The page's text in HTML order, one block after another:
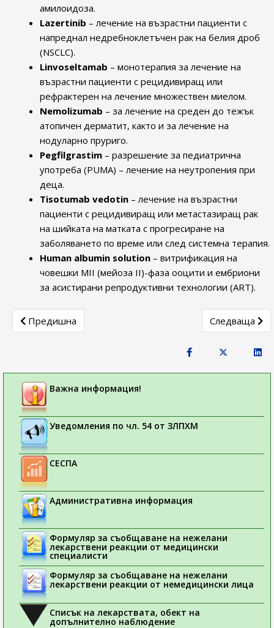
амилоидоза.
Lazertinib – лечение на възрастни пациенти с
напреднал недребноклетъчен рак на белия дроб
(NSCLC).
Linvoseltamab – монотерапия за лечение на
възрастни пациенти с рецидивиращ или
рефрактерен на лечение множествен миелом.
Nemolizumab – за лечение на среден до тежък
атопичен дерматит, както и за лечение на
нодуларно пруриго.
Pegfilgrastim – разрешение за педиатрична
употреба (PUMA) – лечение на неутропения при
деца.
Tisotumab vedotin – лечение на възрастни
пациенти с рецидивиращ или метастазиращ рак
на шийката на матката с прогресиране на
заболяването по време или след системна терапия.
Human albumin solution – витрификация на
човешки MII (мейоза II)-фаза ооцити и ембриони
за асистирани репродуктивни технологии (ART).
Previous article: Актуална информация за работата на
Предишна Next article:
Следваща
Важна информация!
Уведомления по чл. 54 от ЗЛПХМ
СЕСПА
Административна информация
Формуляр за съобщаване на нежелани
лекарствени реакции от медицински
специалисти
Формуляр за съобщаване на нежелани
лекарствени реакции от немедицински лица
Списък на лекарствата, обект на
допълнително наблюдение